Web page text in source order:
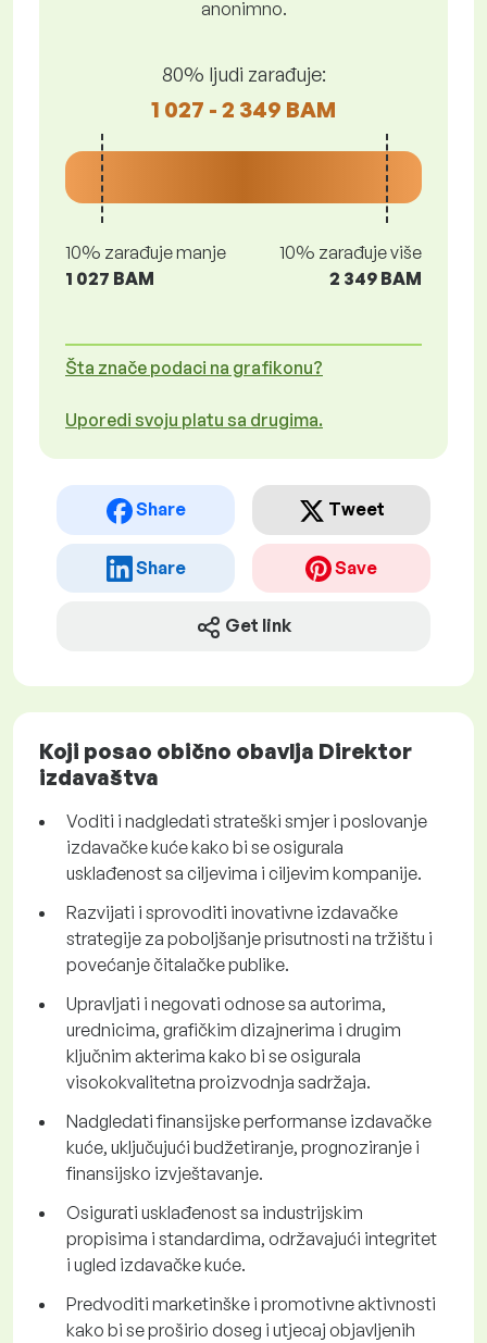
anonimno.
80% ljudi zarađuje:
1 027 - 2 349 BAM
10% zarađuje manje
1 027 BAM
10% zarađuje više
2 349 BAM
Šta znače podaci na grafikonu?
Uporedi svoju platu sa drugima.
Share Tweet
Share Save
Get link
Koji posao obično obavlja Direktor
izdavaštva
Voditi i nadgledati strateški smjer i poslovanje
izdavačke kuće kako bi se osigurala
usklađenost sa ciljevima i ciljevim kompanije.
Razvijati i sprovoditi inovativne izdavačke
strategije za poboljšanje prisutnosti na tržištu i
povećanje čitalačke publike.
Upravljati i negovati odnose sa autorima,
urednicima, grafičkim dizajnerima i drugim
ključnim akterima kako bi se osigurala
visokokvalitetna proizvodnja sadržaja.
Nadgledati finansijske performanse izdavačke
kuće, uključujući budžetiranje, prognoziranje i
finansijsko izvještavanje.
Osigurati usklađenost sa industrijskim
propisima i standardima, održavajući integritet
i ugled izdavačke kuće.
Predvoditi marketinške i promotivne aktivnosti
kako bi se proširio doseg i utjecaj objavljenih